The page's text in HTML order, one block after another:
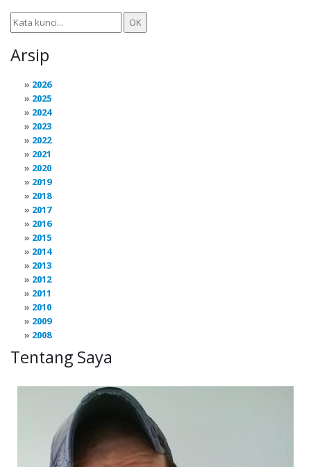
Arsip
2026
2025
2024
2023
2022
2021
2020
2019
2018
2017
2016
2015
2014
2013
2012
2011
2010
2009
2008
Tentang Saya